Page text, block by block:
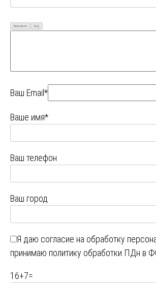
Визуально Код
Ваш Email*
Ваше имя*
Ваш телефон
Ваш город
Я даю согласие на обработку
принимаю политику обработки ПДн в
16+7=